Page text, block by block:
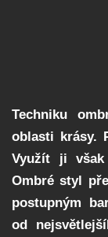
Techniku
oblasti krásy.
Využít ji
Ombré styl
postupným
od